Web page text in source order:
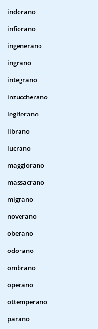
indorano
infiorano
ingenerano
ingrano
integrano
inzuccherano
legiferano
librano
lucrano
maggiorano
massacrano
migrano
noverano
oberano
odorano
ombrano
operano
ottemperano
parano